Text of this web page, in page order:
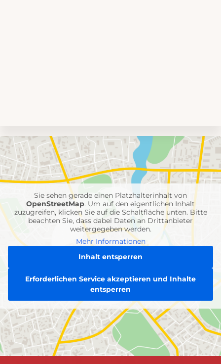
Umgebungskarte
mit
Feuerwehr-
Einheiten
Sie sehen gerade einen Platzhalterinhalt von
OpenStreetMap. Um auf den eigentlichen Inhalt
zuzugreifen, klicken Sie auf die Schaltfläche unten. Bitte
beachten Sie, dass dabei Daten an Drittanbieter
weitergegeben werden.
Mehr Informationen
Inhalt entsperren
Erforderlichen Service akzeptieren und Inhalte
entsperren